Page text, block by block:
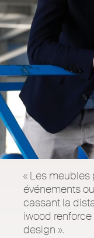
« Les
événements
cassant la
iwood
design ».